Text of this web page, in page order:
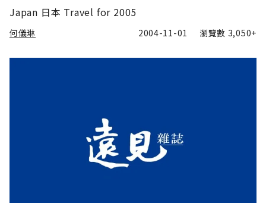
Japan 日本 Travel for 2005
何儀琳 2004-11-01 瀏覽數 3,050+